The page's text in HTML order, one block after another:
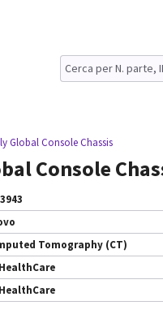
Global Console Chassis
Console
Tomography (CT)